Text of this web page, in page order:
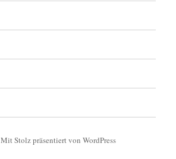
Mit Stolz präsentiert von WordPress